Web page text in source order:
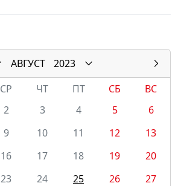
АВГУСТ
2023
СР ЧТ ПТ СБ
ВС
2 3 4 5
6
9 10 11 12
13
16 17 18 19
20
23 24 25 26
27